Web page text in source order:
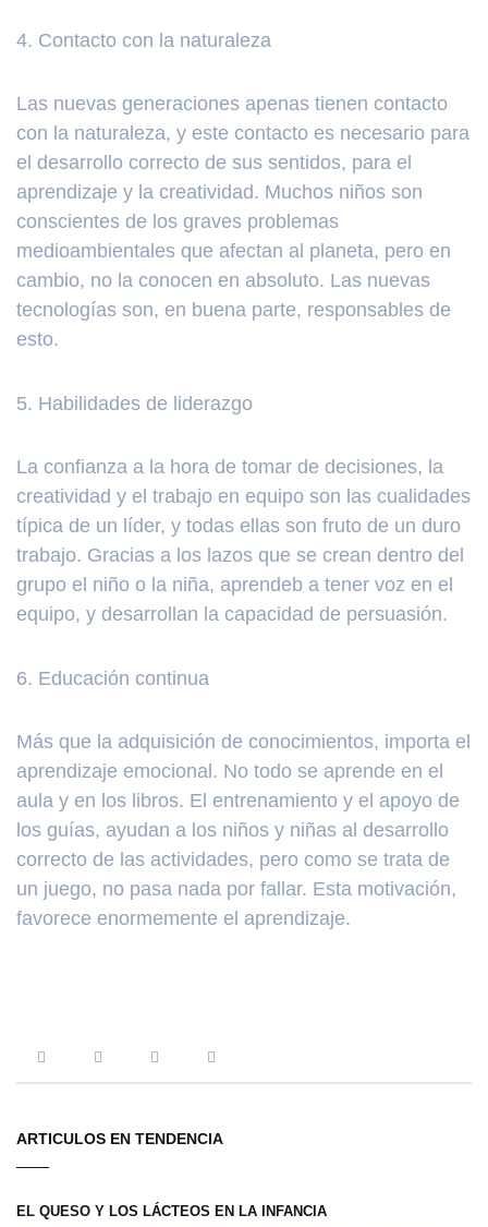
4. Contacto con la naturaleza
Las nuevas generaciones apenas tienen contacto
con la naturaleza, y este contacto es necesario para
el desarrollo correcto de sus sentidos, para el
aprendizaje y la creatividad. Muchos niños son
conscientes de los graves problemas
medioambientales que afectan al planeta, pero en
cambio, no la conocen en absoluto. Las nuevas
tecnologías son, en buena parte, responsables de
esto.
5. Habilidades de liderazgo
La confianza a la hora de tomar de decisiones, la
creatividad y el trabajo en equipo son las cualidades
típica de un líder, y todas ellas son fruto de un duro
trabajo. Gracias a los lazos que se crean dentro del
grupo el niño o la niña, aprendeb a tener voz en el
equipo, y desarrollan la capacidad de persuasión.
6. Educación continua
Más que la adquisición de conocimientos, importa el
aprendizaje emocional. No todo se aprende en el
aula y en los libros. El entrenamiento y el apoyo de
los guías, ayudan a los niños y niñas al desarrollo
correcto de las actividades, pero como se trata de
un juego, no pasa nada por fallar. Esta motivación,
favorece enormemente el aprendizaje.
ARTICULOS EN TENDENCIA
EL QUESO Y LOS LÁCTEOS EN LA INFANCIA